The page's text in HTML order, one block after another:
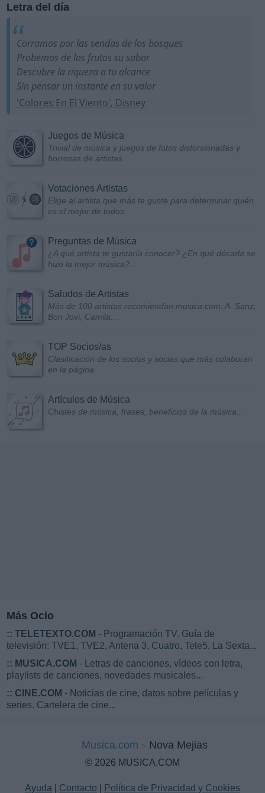
Letra del día
Corramos por las sendas de los bosques
Probemos de los frutos su sabor
Descubre la riqueza a tu alcance
Sin pensar un instante en su valor
'Colores En El Viento', Disney
Juegos de Música
Trivial de música y juegos de fotos distorsionadas y
borrosas de artistas
Votaciones Artistas
Elige al artista que más te guste para determinar quién
es el mejor de todos
Preguntas de Música
¿A qué artista te gustaría conocer? ¿En qué década se
hizo la mejor música?...
Saludos de Artistas
Más de 100 artistas recomiendan musica.com: A. Sanz,
Bon Jovi, Camila...
TOP Socios/as
Clasificación de los socios y socias que más colaboran
en la página
Artículos de Música
Chistes de música, frases, beneficios de la música...
Más Ocio
:: TELETEXTO.COM - Programación TV. Guía de
televisión: TVE1, TVE2, Antena 3, Cuatro, Tele5, La Sexta...
:: MUSICA.COM - Letras de canciones, vídeos con letra,
playlists de canciones, novedades musicales...
:: CINE.COM - Noticias de cine, datos sobre películas y
series. Cartelera de cine...
Musica.com Nova Mejias
© 2026 MUSICA.COM
Ayuda Contacto Política de Privacidad y Cookies